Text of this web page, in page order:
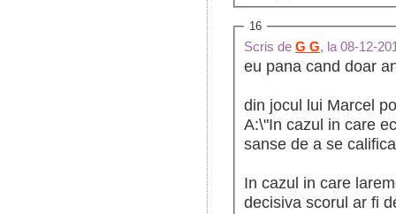
16
Scris de G G, la 08-12-
eu pana cand doar
din jocul lui Marcel
A:\"In cazul in care
sanse de a se
In cazul in care
decisiva scorul ar fi devenit de 6:5(evident speculativ.alt pachet de